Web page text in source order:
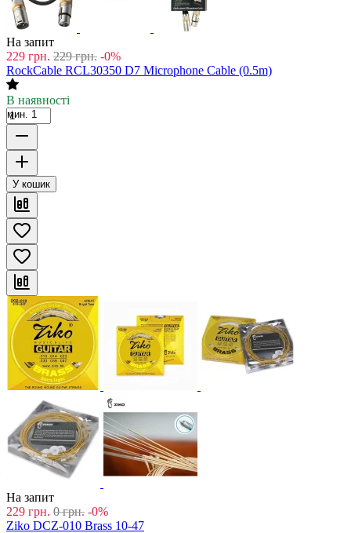
На запит
229 грн. 229 грн. -0%
RockCable RCL30350 D7 Microphone Cable (0.5m)
В наявності
мин. 1
У кошик
На запит
229 грн. 0 грн. -0%
Ziko DCZ-010 Brass 10-47